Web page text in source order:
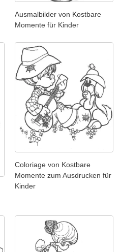
Ausmalbilder von Kostbare
Momente für Kinder
Coloriage von Kostbare
Momente zum Ausdrucken für
Kinder